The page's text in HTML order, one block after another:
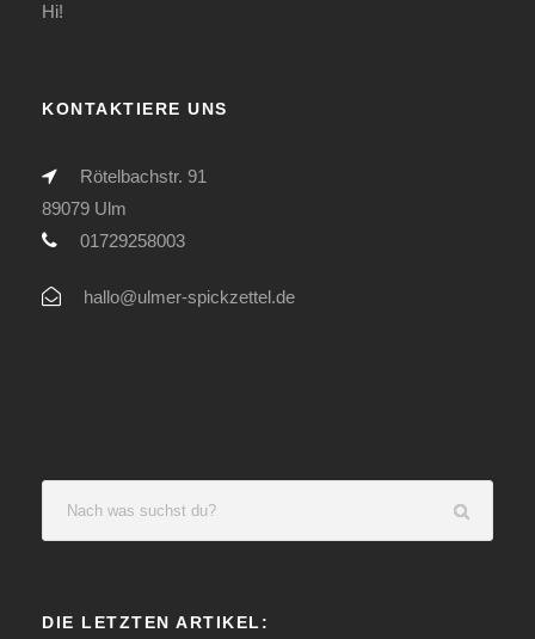
Hi!
KONTAKTIERE UNS
Rötelbachstr. 91
89079 Ulm
01729258003
hallo@ulmer-spickzettel.de
DIE LETZTEN ARTIKEL: